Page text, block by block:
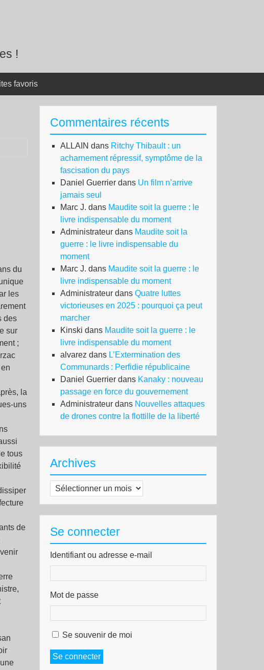
!
favoris
du
les
des
sur
;
la
uns
tous
de
Commentaires récents
ALLAIN dans Ritchy Thibault : un
acharnement répressif, symptôme de la
fascisation du pays
Daniel Guerrier dans Un film n’arrive
jamais seul
Marc J. dans Maudite soit la guerre : le
livre indispensable du moment
Administrateur dans Maudite soit la
guerre : le livre indispensable du
moment
Marc J. dans Maudite soit la guerre : le
livre indispensable du moment
Administrateur dans Quatre luttes
victorieuses en 2025 : pourquoi ça peut
marcher
Kinski dans Maudite soit la guerre : le
livre indispensable du moment
alvarez dans L’Extermination des
Communards : Perfidie républicaine
Daniel Guerrier dans Kanaky : nouveau
passage en force du gouvernement
Administrateur dans Nouvelles attaques
de drones contre la flottille de la liberté
Archives
Archives
Se connecter
Identifiant ou adresse e-mail
Mot de passe
Se souvenir de moi
Se connecter